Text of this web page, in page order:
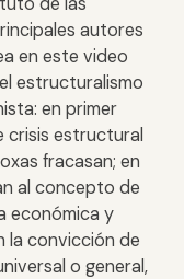
autores
en este video
estructuralismo
en primer
crisis estructural
fracasan; en
al concepto de
económica y
la convicción de
o general,